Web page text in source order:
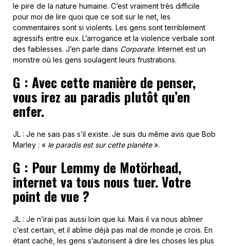
le pire de la nature humaine. C’est vraiment très difficile
pour moi de lire quoi que ce soit sur le net, les
commentaires sont si violents. Les gens sont terriblement
agressifs entre eux. L’arrogance et la violence verbale sont
des faiblesses. J’en parle dans Corporate. Internet est un
monstre où les gens soulagent leurs frustrations.
G : Avec cette manière de penser,
vous irez au paradis plutôt qu’en
enfer.
JL : Je ne sais pas s’il existe. Je suis du même avis que Bob
Marley : « le paradis est sur cette planète».
G : Pour Lemmy de Motörhead,
internet va tous nous tuer. Votre
point de vue ?
JL : Je n’irai pas aussi loin que lui. Mais il va nous abîmer
c’est certain, et il abîme déjà pas mal de monde je crois. En
étant caché, les gens s’autorisent à dire les choses les plus